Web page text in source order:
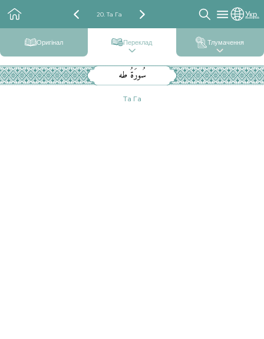
20. Та Га Укр.
Оригінал Переклад Тлумачення
سُورَةُ طه
Та Га